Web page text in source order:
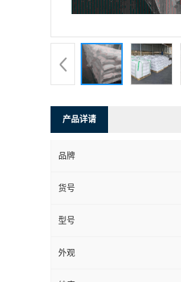
产品详请
品牌
货号
型号
外观